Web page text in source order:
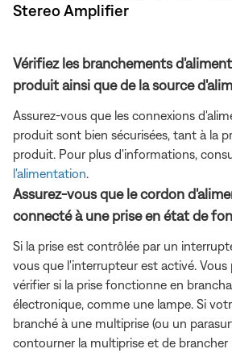
Stereo Amplifier
Vérifiez les branchements
produit ainsi que de la source
Assurez-vous que les connexions
produit sont bien sécurisées, tant à la
produit. Pour plus d'informations,
l'alimentation
Assurez-vous que le cordon
connecté à une prise en état de
Si la prise est contrôlée par un
vous que l'interrupteur est activé. Vous
vérifier si la prise fonctionne en
électronique, comme une lampe. Si
branché à une multiprise (ou un
contourner la multiprise et de brancher